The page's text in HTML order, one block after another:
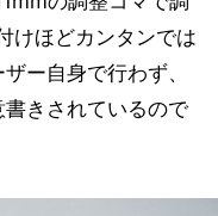
けほどカンタンでは
ー自身で行わず、
きされているので